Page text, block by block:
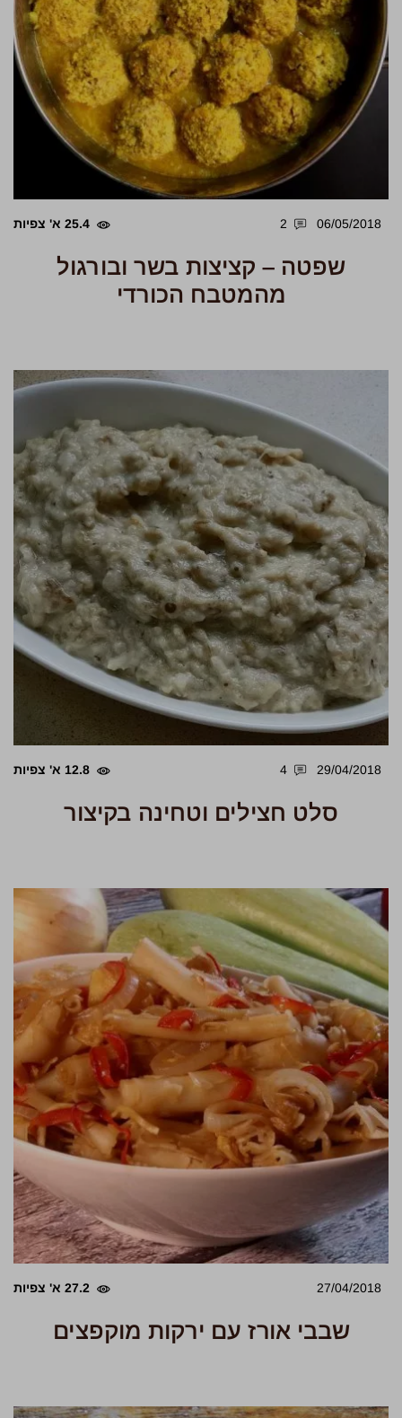
06/05/2018
2 25.4 א' צפיות
שפטה – קציצות בשר ובורגול
מהמטבח הכורדי
29/04/2018
4 12.8 א' צפיות
סלט חצילים וטחינה בקיצור
27/04/2018 27.2 א' צפיות
שבבי אורז עם ירקות מוקפצים